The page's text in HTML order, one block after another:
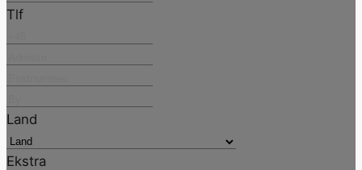
Tlf
Land
Ekstra